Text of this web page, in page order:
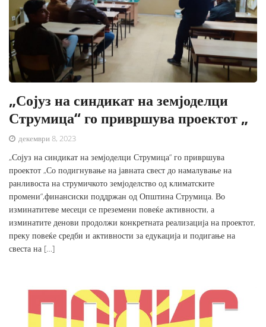
„Сојуз на синдикат на земјоделци
Струмица“ го привршува проектот „
декември 8, 2023
„Сојуз на синдикат на земјоделци Струмица“ го привршува
проектот „Со подигнување на јавната свест до намалување на
ранливоста на струмичкото земјоделство од климатските
промени“,финансиски поддржан од Општина Струмица. Во
изминатитеве месеци се преземени повеќе активности, а
изминатите денови продолжи конкретната реализација на проектот,
преку повеќе средби и активности за едукација и подигање на
свеста на […]